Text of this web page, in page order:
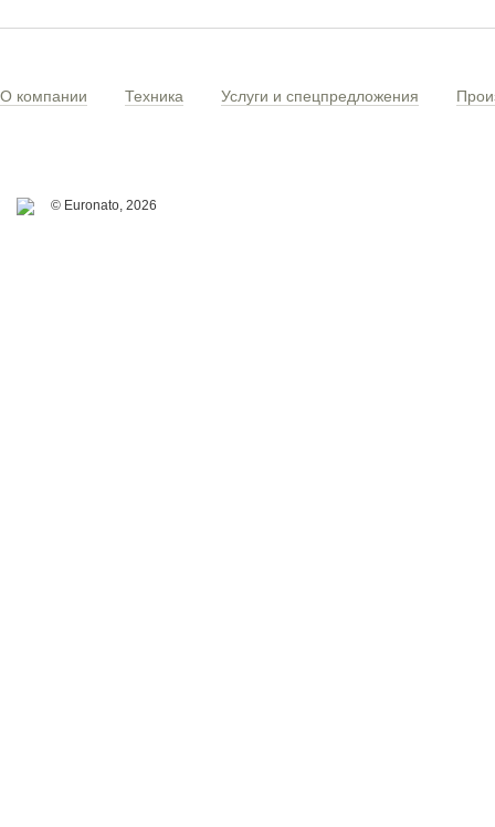
О компании Техника Услуги и спецпредложения
© Euronato, 2026